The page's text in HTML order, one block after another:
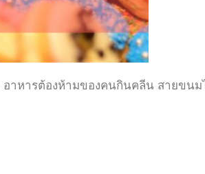
อาหารต้องห้ามของคนกินคลีน สายขนม